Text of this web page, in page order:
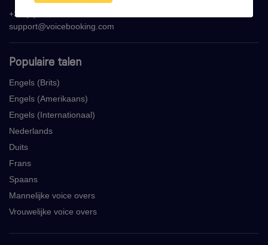
Populaire talen
Engels (Brits)
Engels (Amerikaans)
Engels (Internationaal)
Nederlands
Duits
Frans
Spaans
Mannelijke voice overs
Vrouwelijke voice overs
+31 (0)20 - 77 47 323
support@voicebooking.com